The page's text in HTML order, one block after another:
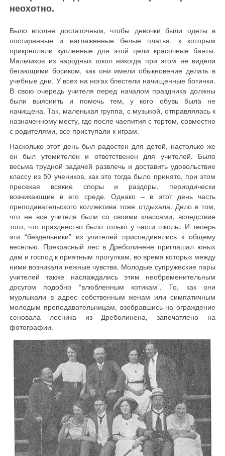
неохотно.
Было вполне достаточным, чтобы девочки были одеты в
постиранные и наглаженные белые платья, к которым
прикрепляли купленные для этой цели красочные банты.
Мальчиков из народных школ никогда при этом не видели
бегающими босиком, как они имели обыкновение делать в
учебные дни. У всех на ногах блестели начищенные ботинки.
В свою очередь учителя перед началом праздника должны
были выяснить и помочь тем, у кого обувь была не
начищена. Так, маленькая группа, с музыкой, отправлялась к
назначенному месту, где после чаепития с тортом, совместно
с родителями, все приступали к играм.
Насколько этот день был радостен для детей, настолько же
он был утомителен и ответственен для учителей. Было
весьма трудной задачей развлечь и доставить удовольствие
классу из 50 учеников, как это тогда было принято, при этом
пресекая всякие споры и раздоры, периодически
возникающие в его среде. Однако – в этот день часть
преподавательского коллектива тоже отдыхала. Дело в том,
что не все учителя были со своими классами, вследствие
того, что празднество было только у части школы. И теперь
эти “бездельники” из учителей присоединялись к общему
веселью. Прекрасный лес в Дреболинене приглашал юных
дам и господ к приятным прогулкам, во время которых между
ними возникали нежные чувства. Молодые супружеские пары
учителей также наслаждались этим необременительным
досугом подобно “влюбленным котикам”. То, как они
мурлыкали в адрес собственным женам или симпатичным
молодым преподавательницам, взобравшись на ограждение
сеновала лесника из Дреболинена, запечатлено на
фотографии.